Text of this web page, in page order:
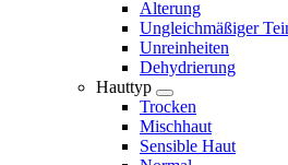
Alterung
Ungleichmäßiger
Unreinheiten
Dehydrierung
Hauttyp
Trocken
Mischhaut
Sensible Haut